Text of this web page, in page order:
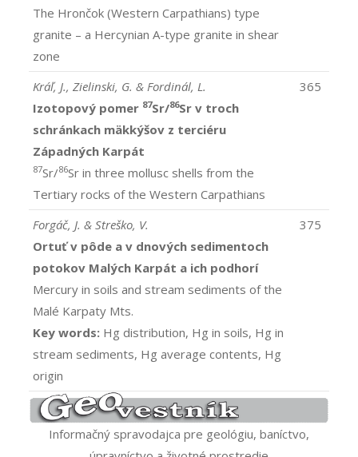
The Hrončok (Western Carpathians) type
granite – a Hercynian A-type granite in shear
zone
Kráľ, J., Zielinski, G. & Fordinál, L.
Izotopový pomer 87Sr/86Sr v troch
schránkach mäkkýšov z terciéru
Západných Karpát
87Sr/86Sr in three mollusc shells from the
Tertiary rocks of the Western Carpathians
365
Forgáč, J. & Streško, V.
Ortuť v pôde a v dnových sedimentoch
potokov Malých Karpát a ich podhorí
Mercury in soils and stream sediments of the
Malé Karpaty Mts.
Key words:Hg distribution, Hg in soils, Hg in
stream sediments, Hg average contents, Hg
origin
375
Informačný spravodajca pre geológiu, baníctvo,